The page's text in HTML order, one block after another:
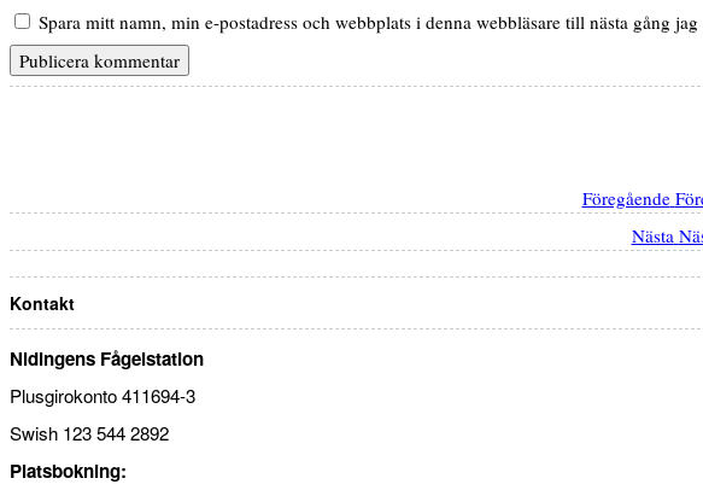
Spara mitt namn, min e-postadress och webbplats i denna webbläsare till nästa gång
Föregående
Nästa
Kontakt
Nidingens Fågelstation
Plusgirokonto 411694-3
Swish 123 544 2892
Platsbokning: